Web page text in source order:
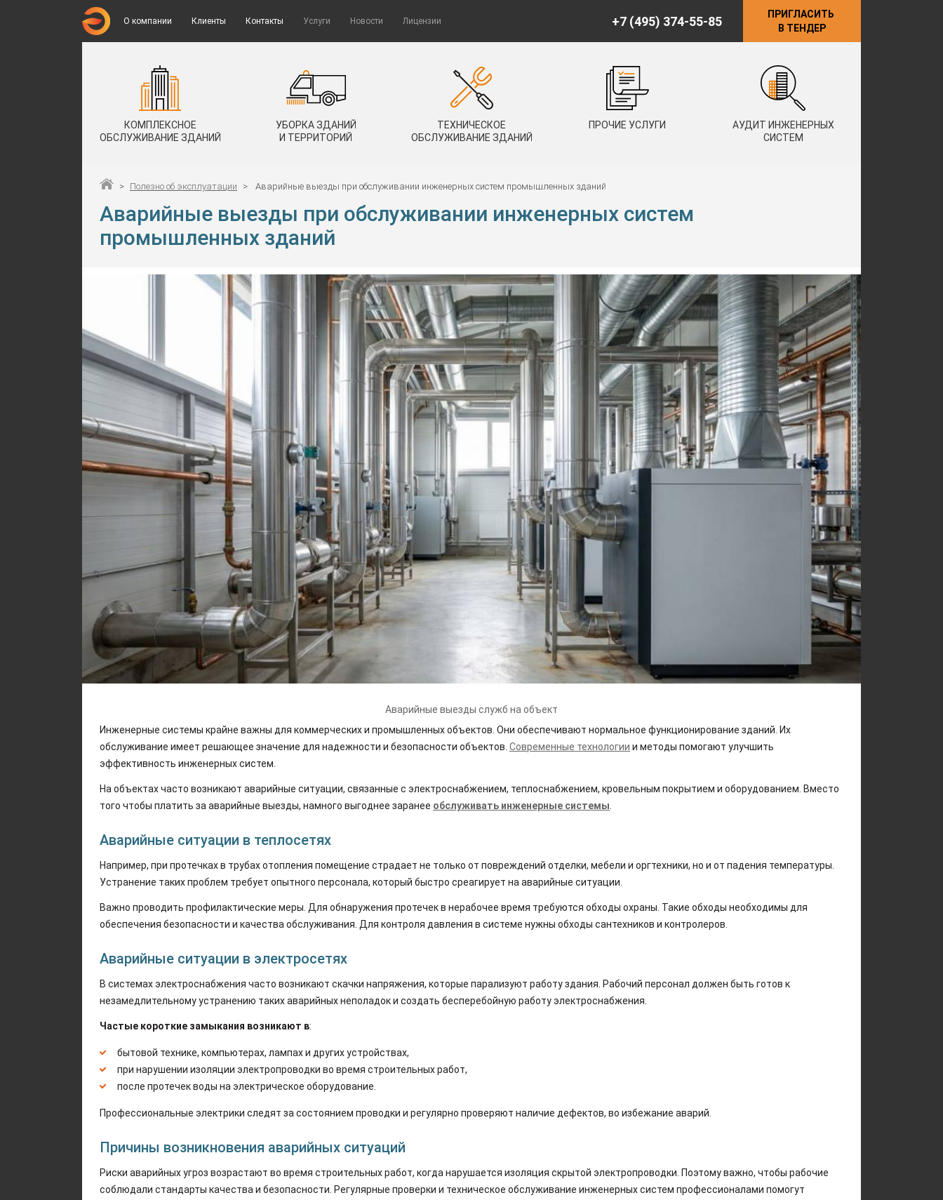
О компании Клиенты Контакты Услуги Новости Лицензии +7 (495) 374-55-85
ПРИГЛАСИТЬ
В ТЕНДЕР
КОМПЛЕКСНОЕ
ОБСЛУЖИВАНИЕ ЗДАНИЙ
УБОРКА ЗДАНИЙ
И ТЕРРИТОРИЙ
ТЕХНИЧЕСКОЕ
ОБСЛУЖИВАНИЕ ЗДАНИЙ
ПРОЧИЕ УСЛУГИ
АУДИТ ИНЖЕНЕРНЫХ
СИСТЕМ
> Полезно об эксплуатации > Аварийные выезды при обслуживании инженерных систем промышленных зданий
Аварийные выезды при обслуживании инженерных систем
промышленных зданий
Аварийные выезды служб на объект
Инженерные системы крайне важны для коммерческих и промышленных объектов. Они обеспечивают нормальное функционирование зданий. Их
обслуживание имеет решающее значение для надежности и безопасности объектов. Современные технологии и методы помогают улучшить
эффективность инженерных систем.
На объектах часто возникают аварийные ситуации, связанные с электроснабжением, теплоснабжением, кровельным покрытием и оборудованием. Вместо
того чтобы платить за аварийные выезды, намного выгоднее заранее обслуживать инженерные системы
Аварийные ситуации в теплосетях
Например, при протечках в трубах отопления помещение страдает не только от повреждений отделки, мебели и оргтехники, но и от падения температуры.
Устранение таких проблем требует опытного персонала, который быстро среагирует на аварийные ситуации.
Важно проводить профилактические меры. Для обнаружения протечек в нерабочее время требуются обходы охраны. Такие обходы необходимы для
обеспечения безопасности и качества обслуживания. Для контроля давления в системе нужны обходы сантехников и контролеров.
Аварийные ситуации в электросетях
В системах электроснабжения часто возникают скачки напряжения, которые парализуют работу здания. Рабочий персонал должен быть готов к
незамедлительному устранению таких аварийных неполадок и создать бесперебойную работу электроснабжения.
Частые короткие замыкания возникают в:
бытовой технике, компьютерах, лампах и других устройствах,
при нарушении изоляции электропроводки во время строительных работ,
после протечек воды на электрическое оборудование.
Профессиональные электрики следят за состоянием проводки и регулярно проверяют наличие дефектов, во избежание аварий.
Причины возникновения аварийных ситуаций
Риски аварийных угроз возрастают во время строительных работ, когда нарушается изоляция скрытой электропроводки. Поэтому важно, чтобы рабочие
соблюдали стандарты качества и безопасности. Регулярные проверки и техническое обслуживание инженерных систем профессионалами помогут